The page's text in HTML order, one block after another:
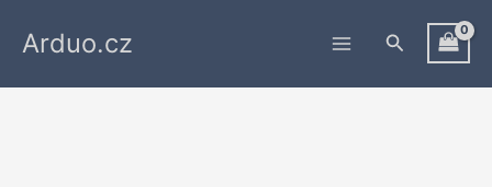
Arduo.cz Hledat